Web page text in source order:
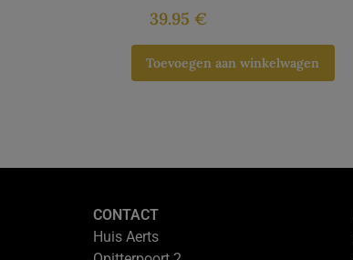
39.95 €
Toevoegen aan winkelwagen
CONTACT
Huis Aerts